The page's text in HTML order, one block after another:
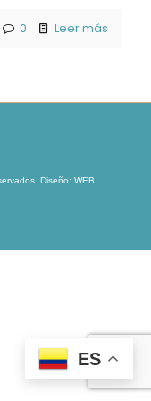
0 Leer más
Diseño: WEB
ES